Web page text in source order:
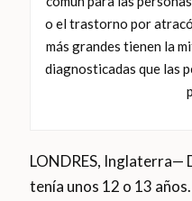
o el trastorno por
más grandes tienen la
diagnosticadas que las
LONDRES, Inglaterra—
tenía unos 12 o 13